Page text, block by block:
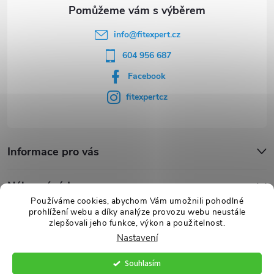
Používáme cookies, abychom Vám umožnili pohodlné
prohlížení webu a díky analýze provozu webu neustále
zlepšovali jeho funkce, výkon a použitelnost.
Nastavení
Souhlasím
info@fitexpert.cz
604 956 687
Facebook
fitexpertcz
Informace pro vás
Nákupní rádce
Novinky
FITexpert.cz. Všechna práva vyhrazena.